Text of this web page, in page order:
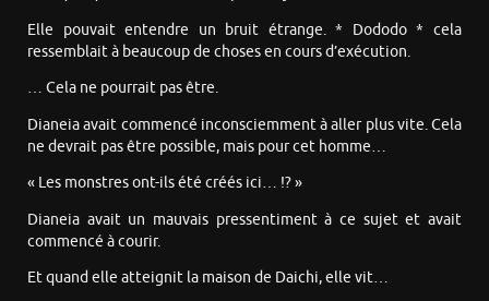
Elle pouvait entendre un bruit étrange. * Dododo * cela
ressemblait à beaucoup de choses en cours d’exécution.
… Cela ne pourrait pas être.
Dianeia avait commencé inconsciemment à aller plus vite. Cela
ne devrait pas être possible, mais pour cet homme…
« Les monstres ont-ils été créés ici… !? »
Dianeia avait un mauvais pressentiment à ce sujet et avait
commencé à courir.
Et quand elle atteignit la maison de Daichi, elle vit…